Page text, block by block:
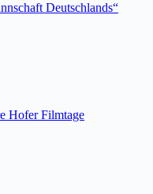
Deutschlands“
Hofer Filmtage